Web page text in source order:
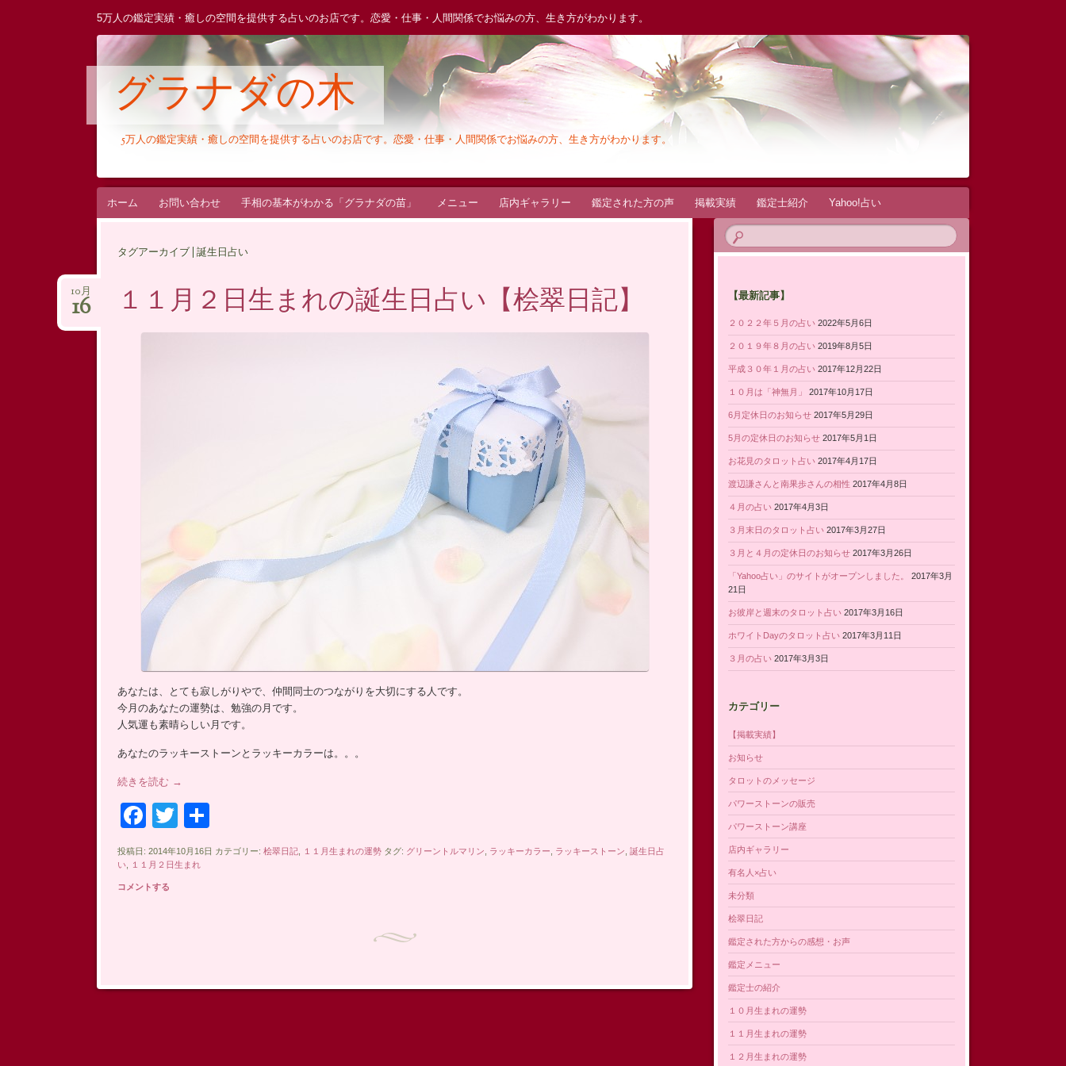
5万人の鑑定実績・癒しの空間を提供する占いのお店です。恋愛・仕事・人間関係でお悩みの方、生き方がわかります。
グラナダの木
5万人の鑑定実績・癒しの空間を提供する占いのお店です。恋愛・仕事・人間関係でお悩みの方、生き方がわかります。
コ
ン
ホーム お問い合わせ 手相の基本がわかる「グラナダの苗」 メニュー 店内ギャラリー 鑑定された方の声 掲載実績 鑑定士紹介 Yahoo!占い
タグアーカイブ | 誕生日占い
１１月２日生まれの誕生日占い【桧翠日記】
10月
16
あなたは、とても寂しがりやで、仲間同士のつながりを大切にする人です。
今月のあなたの運勢は、勉強の月です。
人気運も素晴らしい月です。
あなたのラッキーストーンとラッキーカラーは。。。
続きを読む →
Facebook
Twitter
有
投稿日: 2014年10月16日 カテゴリー: 桧翠日記, １１月生まれの運勢タグ: グリーントルマリン ラッキーカラー ラッキーストーン 誕生日占
い, １１月２日生まれ
コメントする
投稿ナビゲーション
【最新記事】
２０２２年５月の占い 2022年5月6日
２０１９年８月の占い 2019年8月5日
平成３０年１月の占い 2017年12月22日
１０月は「神無月」 2017年10月17日
6月定休日のお知らせ 2017年5月29日
5月の定休日のお知らせ 2017年5月1日
お花見のタロット占い 2017年4月17日
渡辺謙さんと南果歩さんの相性 2017年4月8日
４月の占い 2017年4月3日
３月末日のタロット占い 2017年3月27日
３月と４月の定休日のお知らせ 2017年3月26日
「Yahoo占い」のサイトがオープンしました。
2017年3月
21日
お彼岸と週末のタロット占い 2017年3月16日
ホワイトDayのタロット占い 2017年3月11日
３月の占い 2017年3月3日
カテゴリー
【掲載実績】
お知らせ
タロットのメッセージ
パワーストーンの販売
パワーストーン講座
店内ギャラリー
有名人×占い
未分類
桧翠日記
鑑定された方からの感想・お声
鑑定メニュー
鑑定士の紹介
１０月生まれの運勢
１１月生まれの運勢
１２月生まれの運勢